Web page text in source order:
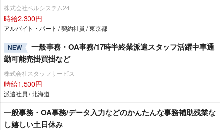
株式会社ベルシステム24
時給2,300円
アルバイト・パート / 契約社員 / 東京都
NEW
一般事務・OA事務/17時半終業派遣スタッフ活躍中車通
勤可能売掛買掛など
株式会社スタッフサービス
時給1,500円
派遣社員 / 北海道
一般事務・OA事務/データ入力などのかんたんな事務補助残業な
し嬉しい土日休み